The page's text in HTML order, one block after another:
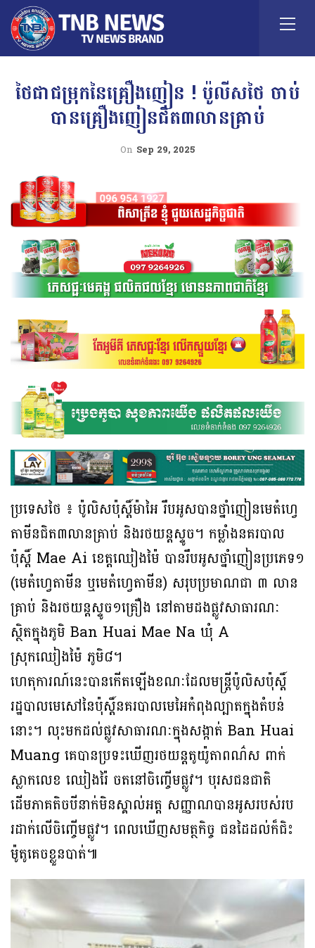
ថៃជាជម្រុកនៃគ្រឿងញៀន ! ប៉ូលីសថៃ ចាប់
បានគ្រឿងញៀនជិត៣លានគ្រាប់
On Sep 29, 2025
ប្រទេសថៃ ៖ ប៉ូលិសប៉ុស្តិ៍ម៉ាអៃ រឹបអូសបានថ្នាំញៀនមេតំហ្វេ
តាមីនជិត៣លានគ្រាប់ និងរថយន្តស្ទូច។ កម្លាំងនគរបាល
ប៉ុស្តិ៍ Mae Ai ខេត្តឈៀងម៉ៃ បានរឹបអូសថ្នាំញៀនប្រភេទ១
(មេតំហ្វេតាមីន ឬមេតំហ្វេតាមីន) សរុបប្រមាណជា ៣ លាន
គ្រាប់ និងរថយន្តស្ទូច១គ្រឿង នៅតាមដងផ្លូវសាធារណៈ
ស្ថិតក្នុងភូមិ Ban Huai Mae Na ឃុំ A
ស្រុកឈៀងម៉ៃ ភូមិ៨។
ហេតុការណ៍នេះបានកើតឡើងខណៈដែលមន្ត្រីប៉ូលិសប៉ុស្តិ៍
រដ្ឋបាលមេសៅនៃប៉ុស្តិ៍នគរបាលមេអៃកំពុងល្បាតក្នុងតំបន់
នោះ។ លុះមកដល់ផ្លូវសាធារណៈក្នុងសង្កាត់ Ban Huai
Muang គេបានប្រទះឃើញរថយន្តតូយ៉ូតាពណ៌ស ពាក់
ស្លាកលេខ ឈៀងរ៉ៃ ចតនៅចិញ្ចើមផ្លូវ។ បុរសជនជាតិ
ដើមភាគតិចបីនាក់មិនស្គាល់អត្ត សញ្ញាណបានអូសរបស់រប
រដាក់លើចិញ្ចើមផ្លូវ។ ពេលឃើញសមត្ថកិច្ច ជនដៃដល់ក៏ជិះ
ម៉ូតូគេចខ្លួនបាត់៕